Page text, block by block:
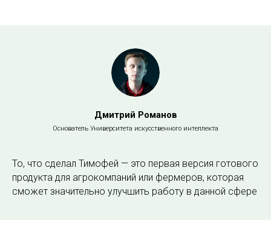
Дмитрий Романов
Основатель Университета искусственного интеллекта
То, что сделал Тимофей — это первая версия готового
продукта для агрокомпаний или фермеров, которая
сможет значительно улучшить работу в данной сфере